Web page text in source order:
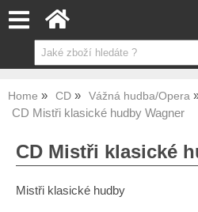
Home CD Vážná hudba/Opera
CD Mistři klasické hudby Wagner
CD Mistři klasické
Mistři klasické hudby